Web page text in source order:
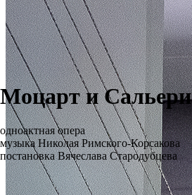
Моцарт и Сальери
одноактная опера
музыка Николая Римского-Корсакова
постановка Вячеслава Стародубцева